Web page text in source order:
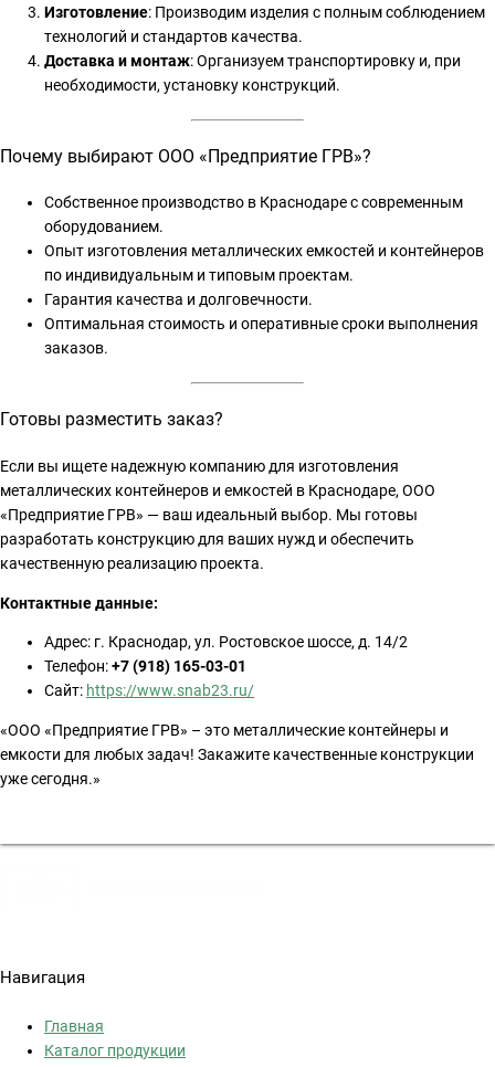
Изготовление: Производим изделия с полным соблюдением
технологий и стандартов качества.
Доставка и монтаж: Организуем транспортировку и, при
необходимости, установку конструкций.
Почему выбирают ООО «Предприятие ГРВ»?
Собственное производство в Краснодаре с современным
оборудованием.
Опыт изготовления металлических емкостей и контейнеров
по индивидуальным и типовым проектам.
Гарантия качества и долговечности.
Оптимальная стоимость и оперативные сроки выполнения
заказов.
Готовы разместить заказ?
Если вы ищете надежную компанию для изготовления
металлических контейнеров и емкостей в Краснодаре, ООО
«Предприятие ГРВ» — ваш идеальный выбор. Мы готовы
разработать конструкцию для ваших нужд и обеспечить
качественную реализацию проекта.
Контактные данные:
Адрес: г. Краснодар, ул. Ростовское шоссе, д. 14/2
Телефон:+7 (918) 165-03-01
Сайт: https://www.snab23.ru/
«ООО «Предприятие ГРВ» – это металлические контейнеры и
емкости для любых задач! Закажите качественные конструкции
уже сегодня.»
Навигация
Главная
Каталог продукции